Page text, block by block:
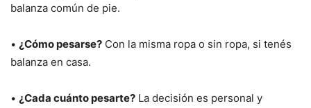
balanza común de pie.
• ¿Cómo pesarse? Con la misma ropa o sin ropa, si tenés
balanza en casa.
• ¿Cada cuánto pesarte? La decisión es personal y